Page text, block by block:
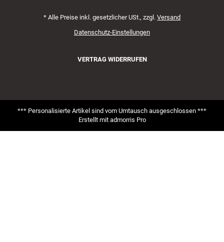
* Alle Preise inkl. gesetzlicher USt., zzgl. Versand
Datenschutz-Einstellungen
VERTRAG WIDERRUFEN
*** Personalisierte Artikel sind vom Umtausch ausgeschlossen ***
Erstellt mit admorris Pro